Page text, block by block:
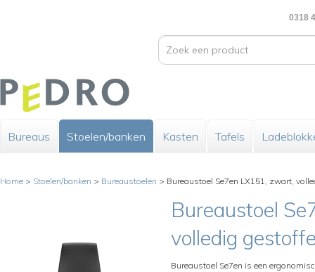
0318
Bureaus Stoelen/banken Kasten Tafels
Home > Stoelen/banken > Bureaustoelen > Bureaustoel Se7en LX151, zwart,
Bureaustoel
volledig
Bureaustoel Se7en is een